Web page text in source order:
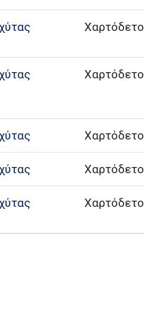
Χαρτόδετο
Χαρτόδετο
Χαρτόδετο
Χαρτόδετο
Χαρτόδετο